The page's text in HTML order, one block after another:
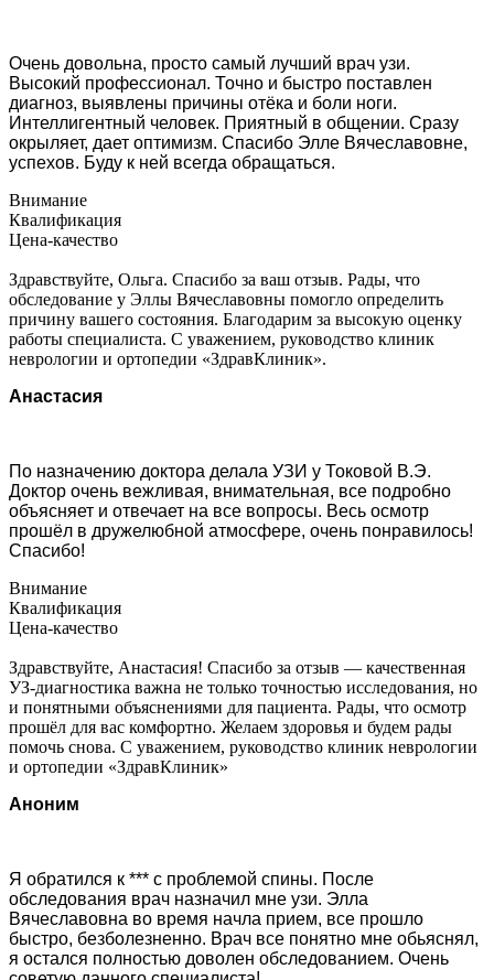
Очень довольна, просто самый лучший врач узи.
Высокий профессионал. Точно и быстро поставлен
диагноз, выявлены причины отёка и боли ноги.
Интеллигентный человек. Приятный в общении. Сразу
окрыляет, дает оптимизм. Спасибо Элле Вячеславовне,
успехов. Буду к ней всегда обращаться.
Внимание
Квалификация
Цена-качество
Здравствуйте, Ольга. Спасибо за ваш отзыв. Рады, что
обследование у Эллы Вячеславовны помогло определить
причину вашего состояния. Благодарим за высокую оценку
работы специалиста. С уважением, руководство клиник
неврологии и ортопедии «ЗдравКлиник».
Анастасия
По назначению доктора делала УЗИ у Токовой В.Э.
Доктор очень вежливая, внимательная, все подробно
объясняет и отвечает на все вопросы. Весь осмотр
прошёл в дружелюбной атмосфере, очень понравилось!
Спасибо!
Внимание
Квалификация
Цена-качество
Здравствуйте, Анастасия! Спасибо за отзыв — качественная
УЗ-диагностика важна не только точностью исследования, но
и понятными объяснениями для пациента. Рады, что осмотр
прошёл для вас комфортно. Желаем здоровья и будем рады
помочь снова. С уважением, руководство клиник неврологии
и ортопедии «ЗдравКлиник»
Аноним
Я обратился к *** с проблемой спины. После
обследования врач назначил мне узи. Элла
Вячеславовна во время начла прием, все прошло
быстро, безболезненно. Врач все понятно мне обьяснял,
я остался полностью доволен обследованием. Очень